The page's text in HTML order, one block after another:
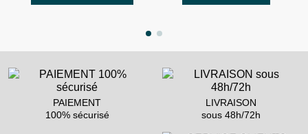
PAIEMENT
100% sécurisé
LIVRAISON
sous 48h/72h